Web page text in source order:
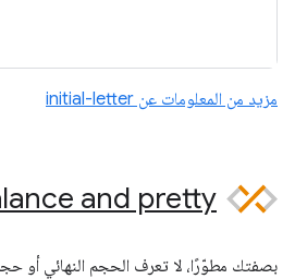
مزيد من المعلومات عن initial-letter
and pretty
بصفتك مطوّرًا، لا تعرف الحجم النهائي أو